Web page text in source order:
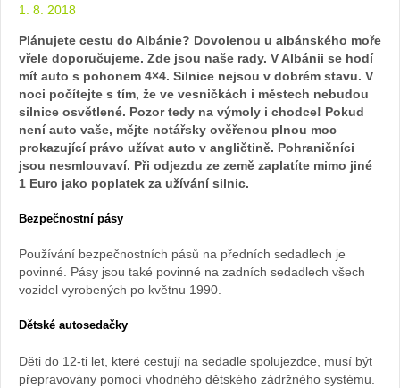
1. 8. 2018
Plánujete cestu do Albánie? Dovolenou u albánského moře
vřele doporučujeme. Zde jsou naše rady. V Albánii se hodí
mít auto s pohonem 4×4. Silnice nejsou v dobrém stavu. V
noci počítejte s tím, že ve vesničkách i městech nebudou
silnice osvětlené. Pozor tedy na výmoly i chodce! Pokud
není auto vaše, mějte notářsky ověřenou plnou moc
prokazující právo užívat auto v angličtině. Pohraničníci
jsou nesmlouvaví. Při odjezdu ze země zaplatíte mimo jiné
1 Euro jako poplatek za užívání silnic.
Bezpečnostní pásy
Používání bezpečnostních pásů na předních sedadlech je
povinné. Pásy jsou také povinné na zadních sedadlech všech
vozidel vyrobených po květnu 1990.
Dětské autosedačky
Děti do 12-ti let, které cestují na sedadle spolujezdce, musí být
přepravovány pomocí vhodného dětského zádržného systému.